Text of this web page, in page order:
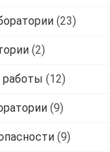
(23)
(2)
работы (12)
(9)
(9)